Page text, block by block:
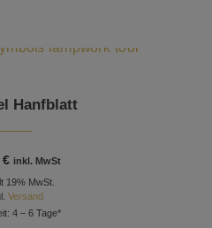
Hanfblatt
€ inkl. MwSt
19% MwSt.
Versand
4 – 6 Tage*